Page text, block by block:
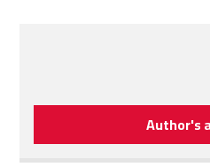
Author's